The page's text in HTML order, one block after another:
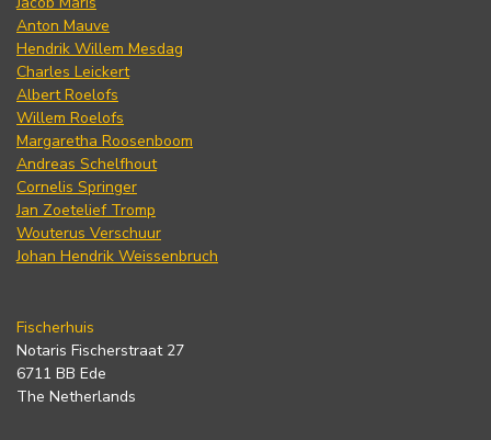
Anton Mauve
Hendrik Willem Mesdag
Charles Leickert
Albert Roelofs
Willem Roelofs
Margaretha Roosenboom
Andreas Schelfhout
Cornelis Springer
Jan Zoetelief Tromp
Wouterus Verschuur
Johan Hendrik Weissenbruch
Fischerhuis
Notaris Fischerstraat 27
6711 BB Ede
The Netherlands